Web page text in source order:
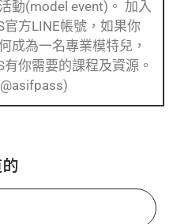
動(model event)。 加入
官方LINE帳號，如果你
成為一名專業模特兒，
有你需要的課程及資源。